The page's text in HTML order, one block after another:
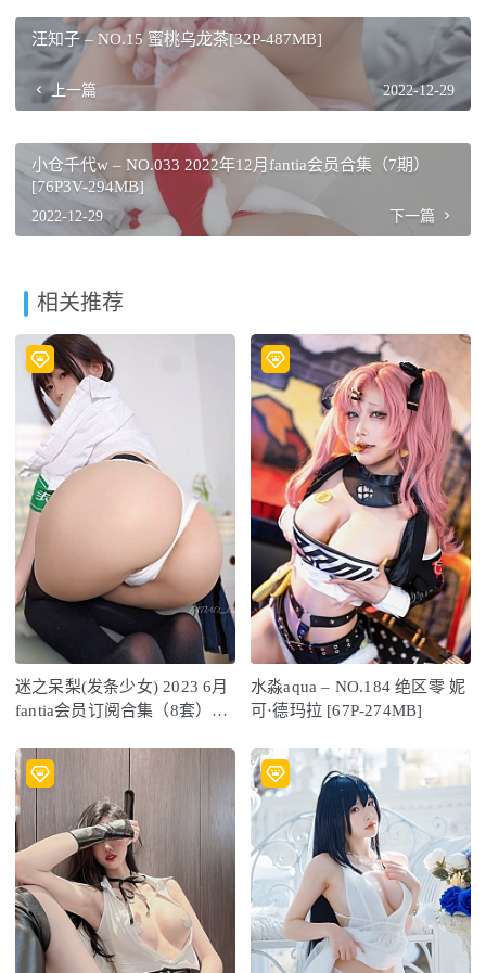
汪知子 – NO.15 蜜桃乌龙茶[32P-487MB]
上一篇 2022-12-29
小仓千代w – NO.033 2022年12月fantia会员合集（7期）
[76P3V-294MB]
2022-12-29 下一篇
相关推荐
迷之呆梨(发条少女) 2023 6月
fantia会员订阅合集（8套）
水淼aqua – NO.184 绝区零 妮
可·德玛拉 [67P-274MB]